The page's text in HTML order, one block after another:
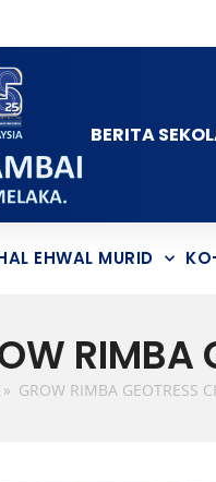
BERITA
EHWAL MURID
RIMBA
» GROW RIMBA GEOTRESS